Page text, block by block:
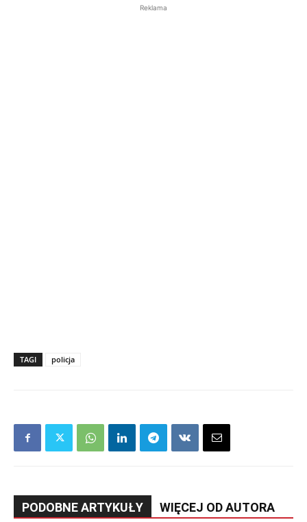
Reklama
TAGI policja
PODOBNE ARTYKUŁY WIĘCEJ OD AUTORA